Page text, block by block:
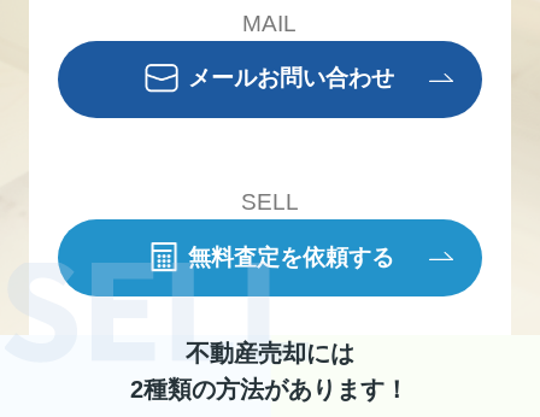
MAIL
メールお問い合わせ
SELL
無料査定を依頼する
不動産売却には
2種類の方法があります！